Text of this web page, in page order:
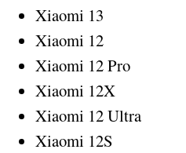
Xiaomi 13
Xiaomi 12
Xiaomi 12 Pro
Xiaomi 12X
Xiaomi 12 Ultra
Xiaomi 12S